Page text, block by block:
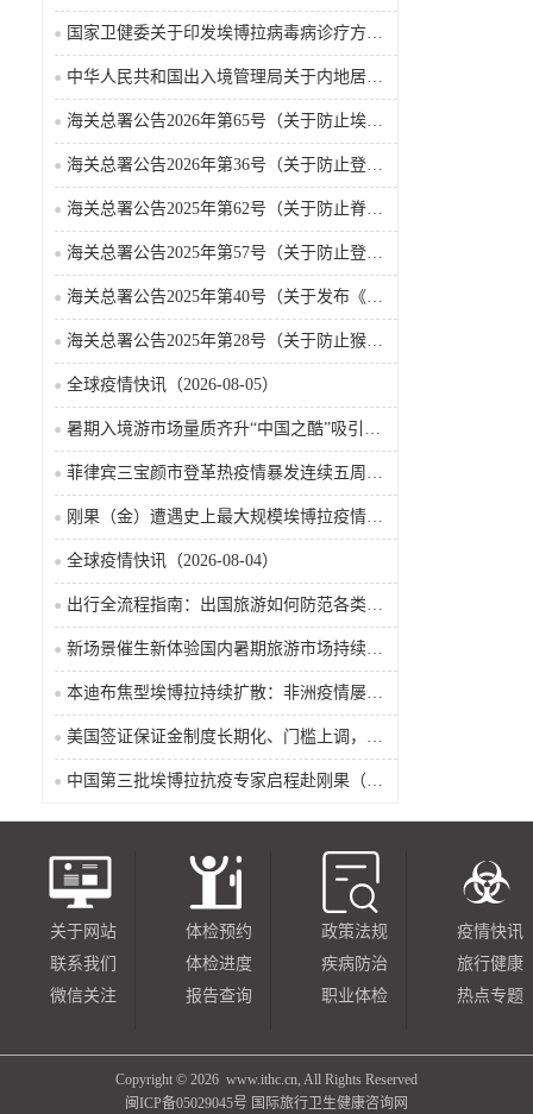
国家卫健委关于印发埃博拉病毒病诊疗方案（2026年版）的通知
中华人民共和国出入境管理局关于内地居民前往港澳地区定居审批条件的公告（2026-06-30）
海关总署公告2026年第65号（关于防止埃博拉病毒病疫情传入我国的公告）（2026-05-18）
海关总署公告2026年第36号（关于防止登革热疫情传入我国的公告）
海关总署公告2025年第62号（关于防止脊髓灰质炎疫情传入我国的公告）
海关总署公告2025年第57号（关于防止登革热疫情传入我国的公告）
海关总署公告2025年第40号（关于发布《国境口岸传染病监测实施办法》的公告）
海关总署公告2025年第28号（关于防止猴痘疫情传入我国的公告）
全球疫情快讯（2026-08-05）
暑期入境游市场量质齐升“中国之酷”吸引全球游客
菲律宾三宝颜市登革热疫情暴发连续五周病例攀升致12人死亡
刚果（金）遭遇史上最大规模埃博拉疫情多款候选疫苗药物进入临床试验
全球疫情快讯（2026-08-04）
出行全流程指南：出国旅游如何防范各类传染病
新场景催生新体验国内暑期旅游市场持续升温
本迪布焦型埃博拉持续扩散：非洲疫情屡禁难止成因探析
美国签证保证金制度长期化、门槛上调，最高需缴纳2万美元
中国第三批埃博拉抗疫专家启程赴刚果（金）支援疫情防控
关于网站
联系我们
微信关注
体检预约
体检进度
报告查询
政策法规
疾病防治
职业体检
疫情快讯
旅行健康
热点专题
Copyright © 2026 www.ithc.cn, All Rights Reserved
闽ICP备05029045号 国际旅行卫生健康咨询网